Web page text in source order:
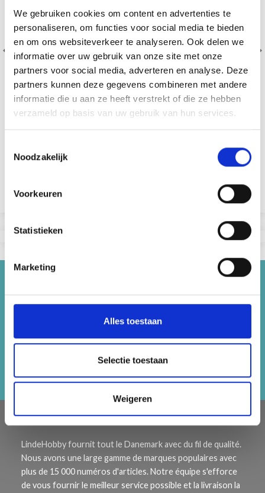
We gebruiken cookies om content en advertenties te
personaliseren, om functies voor social media te bieden
en om ons websiteverkeer te analyseren. Ook delen we
informatie over uw gebruik van onze site met onze
partners voor social media, adverteren en analyse. Deze
partners kunnen deze gegevens combineren met andere
informatie die u aan ze heeft verstrekt of die ze hebben
verzameld op basis van uw gebruik van hun services.
Noodzakelijk
Voorkeuren
Statistieken
Marketing
Alles toestaan
Selectie toestaan
Weigeren
53% Coton / 47% Lin
Voir toutes les options
Recevez notre newsletter gratuite et
bénéficiez d'inspiration, d'offres et de
réductions !
S'abonner
LindeHobby fournit tout le Danemark avec du fil de qualité.
Nous avons une large gamme de marques populaires avec
plus de 15 000 numéros d'articles. Notre équipe s'efforce
de vous fournir le meilleur service possible et la livraison la